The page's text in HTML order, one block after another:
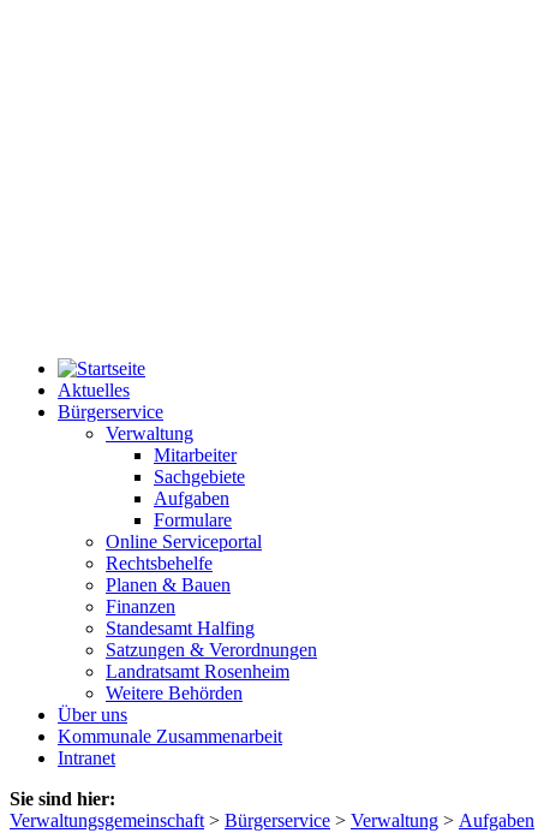
Aktuelles
Bürgerservice
Verwaltung
Mitarbeiter
Sachgebiete
Aufgaben
Formulare
Online Serviceportal
Rechtsbehelfe
Planen & Bauen
Finanzen
Standesamt Halfing
Satzungen & Verordnungen
Landratsamt Rosenheim
Weitere Behörden
Über uns
Kommunale Zusammenarbeit
Intranet
Sie sind hier:
Verwaltungsgemeinschaft > Bürgerservice > Verwaltung > Aufgaben